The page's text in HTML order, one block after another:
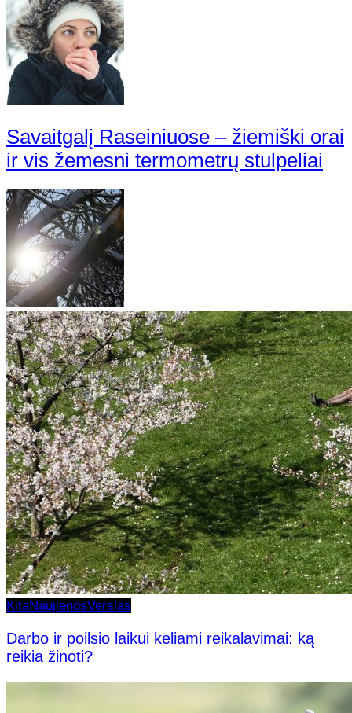
Savaitgalį Raseiniuose – žiemiški orai
ir vis žemesni termometrų stulpeliai
KitaNaujienosVerslas
Darbo ir poilsio laikui keliami reikalavimai: ką
reikia žinoti?